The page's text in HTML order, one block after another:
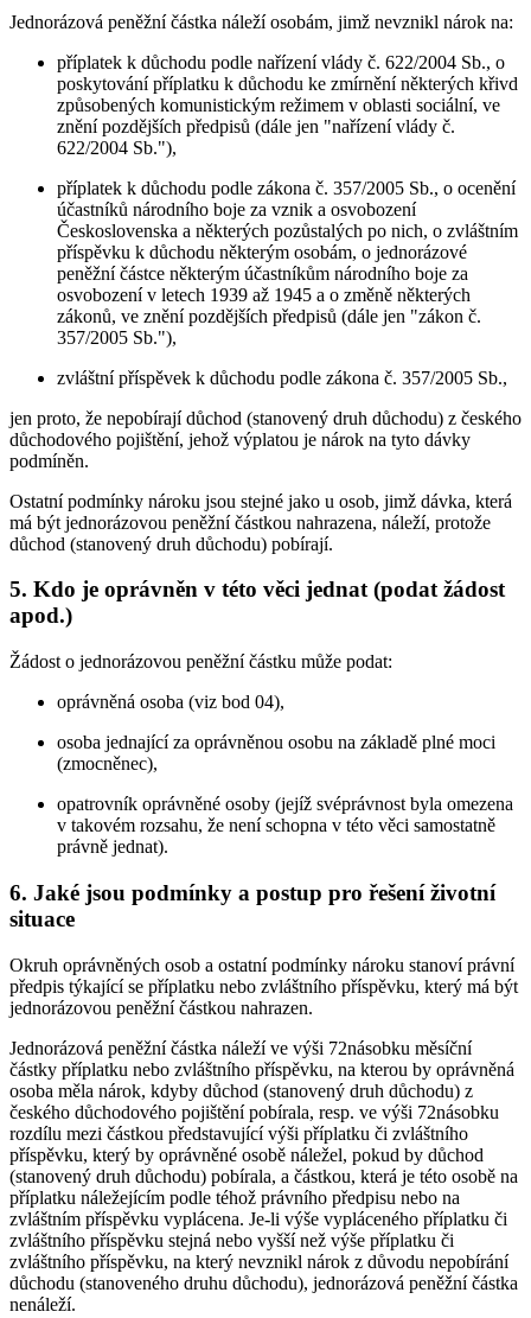
Jednorázová peněžní částka náleží osobám, jimž nevznikl nárok na:
příplatek k důchodu podle nařízení vlády č. 622/2004 Sb., o
poskytování příplatku k důchodu ke zmírnění některých křivd
způsobených komunistickým režimem v oblasti sociální, ve
znění pozdějších předpisů (dále jen "nařízení vlády č.
622/2004 Sb."),
příplatek k důchodu podle zákona č. 357/2005 Sb., o ocenění
účastníků národního boje za vznik a osvobození
Československa a některých pozůstalých po nich, o zvláštním
příspěvku k důchodu některým osobám, o jednorázové
peněžní částce některým účastníkům národního boje za
osvobození v letech 1939 až 1945 a o změně některých
zákonů, ve znění pozdějších předpisů (dále jen "zákon č.
357/2005 Sb."),
zvláštní příspěvek k důchodu podle zákona č. 357/2005 Sb.,
jen proto, že nepobírají důchod (stanovený druh důchodu) z českého
důchodového pojištění, jehož výplatou je nárok na tyto dávky
podmíněn.
Ostatní podmínky nároku jsou stejné jako u osob, jimž dávka, která
má být jednorázovou peněžní částkou nahrazena, náleží, protože
důchod (stanovený druh důchodu) pobírají.
5. Kdo je oprávněn v této věci jednat (podat žádost
apod.)
Žádost o jednorázovou peněžní částku může podat:
oprávněná osoba (viz bod 04),
osoba jednající za oprávněnou osobu na základě plné moci
(zmocněnec),
opatrovník oprávněné osoby (jejíž svéprávnost byla omezena
v takovém rozsahu, že není schopna v této věci samostatně
právně jednat).
6. Jaké jsou podmínky a postup pro řešení životní
situace
Okruh oprávněných osob a ostatní podmínky nároku stanoví právní
předpis týkající se příplatku nebo zvláštního příspěvku, který má být
jednorázovou peněžní částkou nahrazen.
Jednorázová peněžní částka náleží ve výši 72násobku měsíční
částky příplatku nebo zvláštního příspěvku, na kterou by oprávněná
osoba měla nárok, kdyby důchod (stanovený druh důchodu) z
českého důchodového pojištění pobírala, resp. ve výši 72násobku
rozdílu mezi částkou představující výši příplatku či zvláštního
příspěvku, který by oprávněné osobě náležel, pokud by důchod
(stanovený druh důchodu) pobírala, a částkou, která je této osobě na
příplatku náležejícím podle téhož právního předpisu nebo na
zvláštním příspěvku vyplácena. Je-li výše vypláceného příplatku či
zvláštního příspěvku stejná nebo vyšší než výše příplatku či
zvláštního příspěvku, na který nevznikl nárok z důvodu nepobírání
důchodu (stanoveného druhu důchodu), jednorázová peněžní částka
nenáleží.